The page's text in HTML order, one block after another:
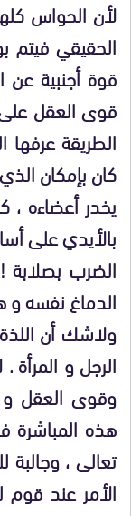
لأن الحواس
الحقيقي
قوة أجنبية
قوى العقل
الطريقة
كان بإمكان
يخدر أعضاءه ،
بالأيدي على
الضرب
الدماغ نفسه و
ولاشك أن
الرجل و
وقوى العقل و
هذه المباشرة
تعالى ،
الأمر عند قوم